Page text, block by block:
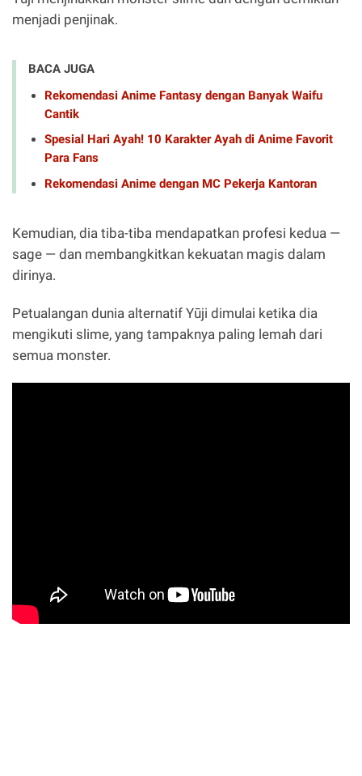
menjadi penjinak.
BACA JUGA
Rekomendasi Anime Fantasy dengan Banyak Waifu
Cantik
Spesial Hari Ayah! 10 Karakter Ayah di Anime Favorit
Para Fans
Rekomendasi Anime dengan MC Pekerja Kantoran
Kemudian, dia tiba-tiba mendapatkan profesi kedua —
sage — dan membangkitkan kekuatan magis dalam
dirinya.
Petualangan dunia alternatif Yūji dimulai ketika dia
mengikuti slime, yang tampaknya paling lemah dari
semua monster.